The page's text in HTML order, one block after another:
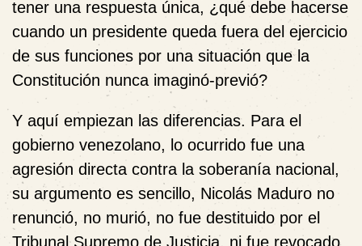
tener una respuesta única, ¿qué debe hacerse
cuando un presidente queda fuera del ejercicio
de sus funciones por una situación que la
Constitución nunca imaginó-previó?
Y aquí empiezan las diferencias. Para el
gobierno venezolano, lo ocurrido fue una
agresión directa contra la soberanía nacional,
su argumento es sencillo, Nicolás Maduro no
renunció, no murió, no fue destituido por el
Tribunal Supremo de Justicia, ni fue revocado